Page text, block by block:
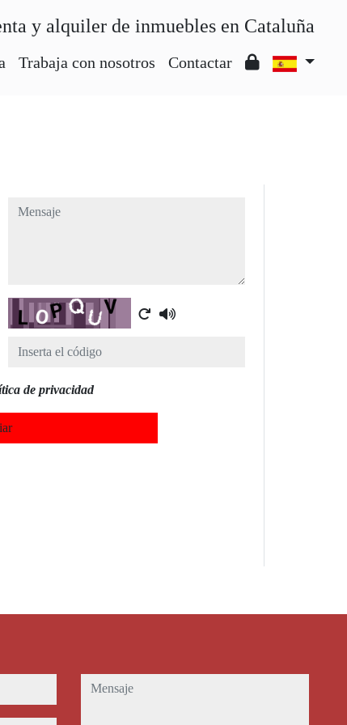
y alquiler de inmuebles en Cataluña
Trabaja con nosotros Contactar
Mensaje
Captcha
de privacidad
mensaje